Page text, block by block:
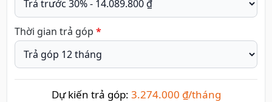
Thời gian trả góp *
Dự kiến trả góp: 3.274.000 ₫/tháng